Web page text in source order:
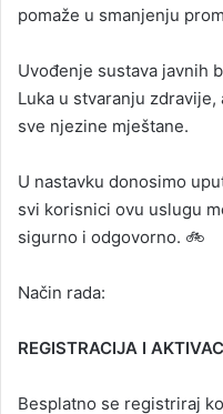
pomaže u smanjenju
Uvođenje sustava javnih
Luka u stvaranju
sve njezine mještane.
U nastavku donosimo
svi korisnici ovu uslugu
sigurno i odgovorno. 🚲
Način rada:
REGISTRACIJA I
Besplatno se registriraj